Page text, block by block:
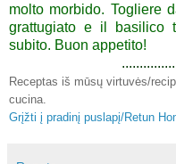
molto morbido. Togliere
grattugiato e il basilico
subito. Buon appetito!
Receptas iš mūsų virtuvės/
cucina.
Grįžti į pradinį puslapį/Retun